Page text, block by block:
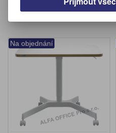
Koupit
Na objednání